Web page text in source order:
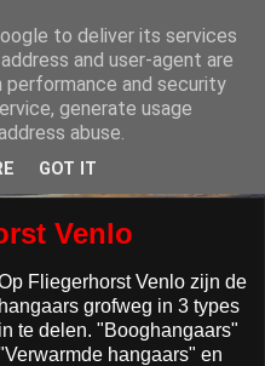
Venlo
Fliegerhorst Venlo zijn de
hangaars grofweg in 3 types
in te delen. "Booghangaars"
hangaars" en
to deliver its services
and user-agent are
performance and security
generate usage
abuse.
GOT IT